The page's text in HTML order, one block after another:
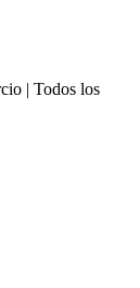
| Todos los